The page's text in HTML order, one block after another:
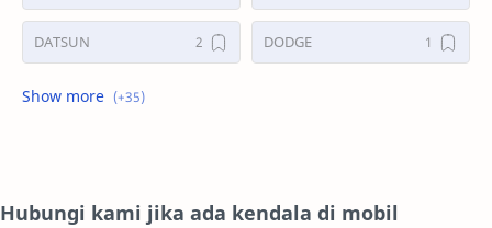
DATSUN DODGE
FORD
INTERNET ISUZU
Hubungi kami jika ada kendala di mobil